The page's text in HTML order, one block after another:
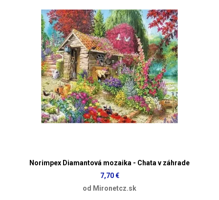
Norimpex Diamantová mozaika - Chata v záhrade
7,70 €
od Mironetcz.sk